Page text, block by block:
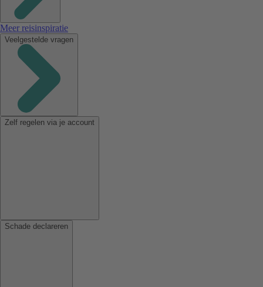
Meer reisinspiratie
Veelgestelde vragen
Zelf regelen via je account
Schade declareren